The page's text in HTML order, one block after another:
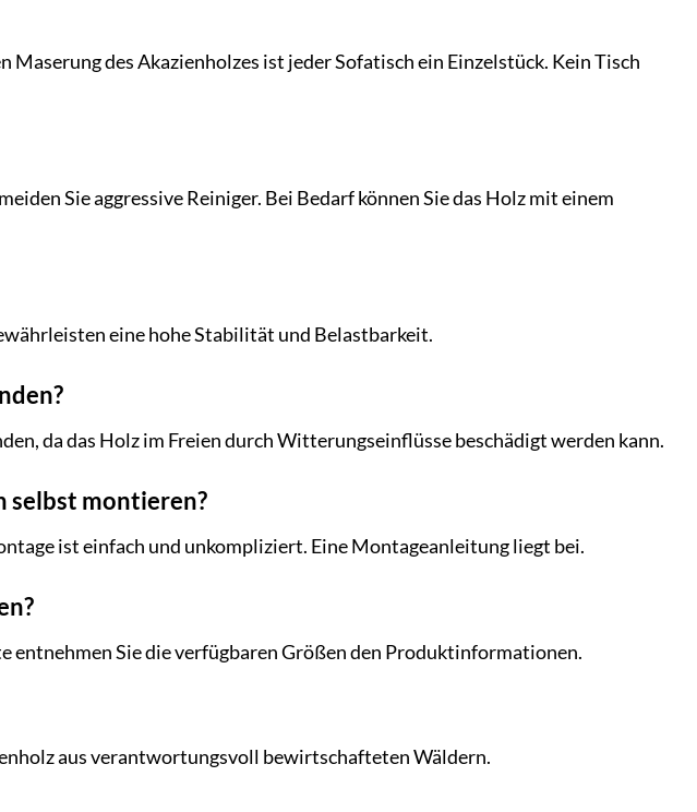
des Akazienholzes ist jeder Sofatisch ein Einzelstück. Kein Tisch
Sie aggressive Reiniger. Bei Bedarf können Sie das Holz mit einem
eine hohe Stabilität und Belastbarkeit.
da das Holz im Freien durch Witterungseinflüsse beschädigt werden kann.
selbst montieren?
ist einfach und unkompliziert. Eine Montageanleitung liegt bei.
entnehmen Sie die verfügbaren Größen den Produktinformationen.
aus verantwortungsvoll bewirtschafteten Wäldern.